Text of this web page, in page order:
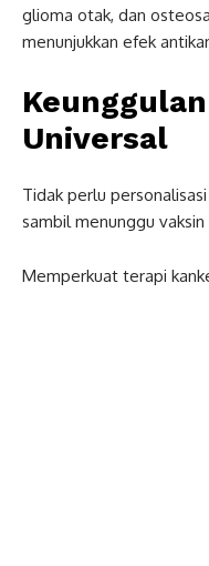
glioma otak, dan
menunjukkan efek
Universal
Tidak perlu
sambil menunggu
Memperkuat terapi